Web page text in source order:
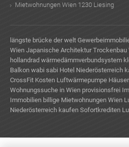
Mietwohnungen Wien 1230 Liesing
längste brücke der welt
Wien Japanische Architektur Trockenbau
hollandrad wärmedämmverbundsystem
Balkon wabi sabi Hotel Niederösterreich
CrossFit Kosten Luftwärmepumpe
Wohnungssuche in Wien provisionsfrei
Immobilien billige Mietwohnungen Wien
Niederösterreich kaufen Sofortkrediten